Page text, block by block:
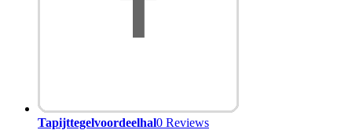
Tapijttegelvoordeelhal0 Reviews